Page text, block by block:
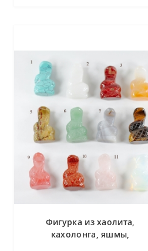
Фигурка из хаолита,
кахолонга, яшмы,